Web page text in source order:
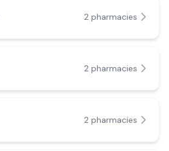
2 pharmacies
2 pharmacies
2 pharmacies